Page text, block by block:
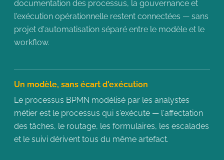
documentation des processus, la gouvernance et
l'exécution opérationnelle restent connectées — sans
projet d'automatisation séparé entre le modèle et le
workflow.
Un modèle, sans écart d'exécution
Le processus BPMN modélisé par les analystes
métier est le processus qui s'exécute — l'affectation
des tâches, le routage, les formulaires, les escalades
et le suivi dérivent tous du même artefact.